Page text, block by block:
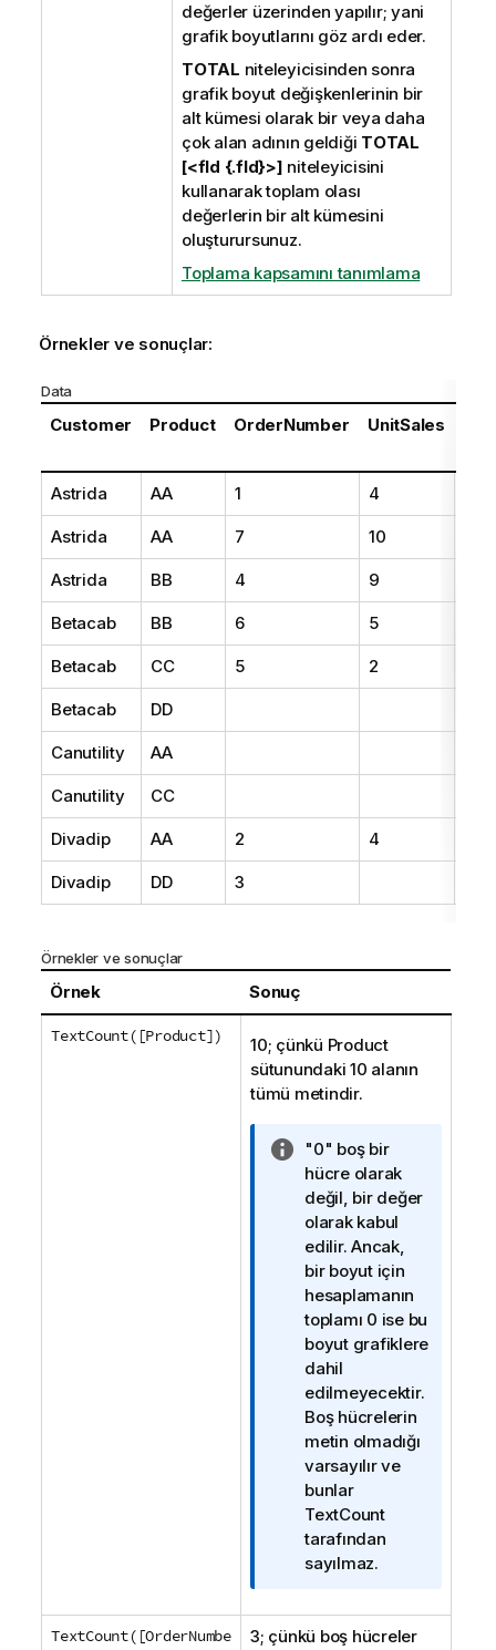
değerler üzerinden yapılır; yani
grafik boyutlarını göz ardı eder.
TOTAL niteleyicisinden sonra
grafik boyut değişkenlerinin bir
alt kümesi olarak bir veya daha
çok alan adının geldiği TOTAL
[<fld {.fld}>] niteleyicisini
kullanarak toplam olası
değerlerin bir alt kümesini
oluşturursunuz.
Toplama kapsamını tanımlama
Örnekler ve sonuçlar:
Data
Customer Product OrderNumber UnitSales
Astrida AA 1 4
Astrida AA 7 10
Astrida BB 4 9
Betacab BB 6 5
Betacab CC 5 2
Betacab DD
Canutility AA
Canutility CC
Divadip AA 2 4
Divadip DD 3
Örnekler ve sonuçlar
Örnek Sonuç
TextCount([Product]) 10; çünkü Product
sütunundaki 10 alanın
tümü metindir.
B
i
l
g
i
n
o
t
u
"0" boş bir
hücre olarak
değil, bir değer
olarak kabul
edilir. Ancak,
bir boyut için
hesaplamanın
toplamı 0 ise bu
boyut grafiklere
dahil
edilmeyecektir.
Boş hücrelerin
metin olmadığı
varsayılır ve
bunlar
TextCount
tarafından
sayılmaz.
TextCount([OrderNumbe 3; çünkü boş hücreler